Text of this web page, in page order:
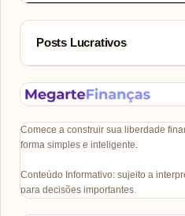
Posts Lucrativos
Comece a construir sua liberdade
forma simples e inteligente.
Conteúdo Informativo: sujeito a
para decisões importantes.